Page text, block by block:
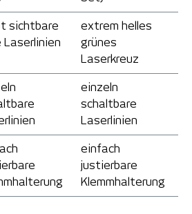
sichtbare
extrem helles
grünes
Laserkreuz
einzeln
schaltbare
Laserlinien
einfach
justierbare
Klemmhalterung